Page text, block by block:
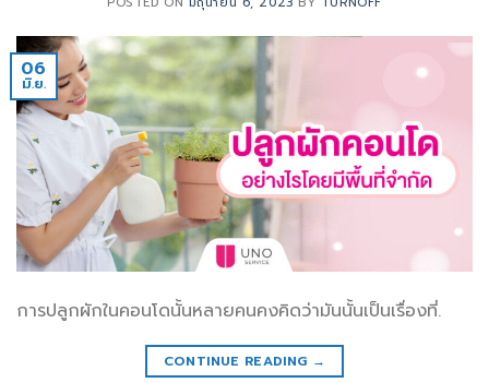
06
มิ.ย.
การปลูกผักในคอนโดนั้นหลายคนคงคิดว่ามันนั้นเป็นเรื่องที่.
CONTINUE READING →